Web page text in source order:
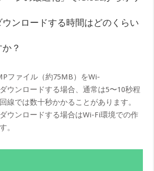
ウンロードする時間はどのくらい
？
ファイル（約75MB）をWi-
ウンロードする場合、通常は5〜10秒程
線では数十秒かかることがあります。
ウンロードする場合はWi-Fi環境での作
。